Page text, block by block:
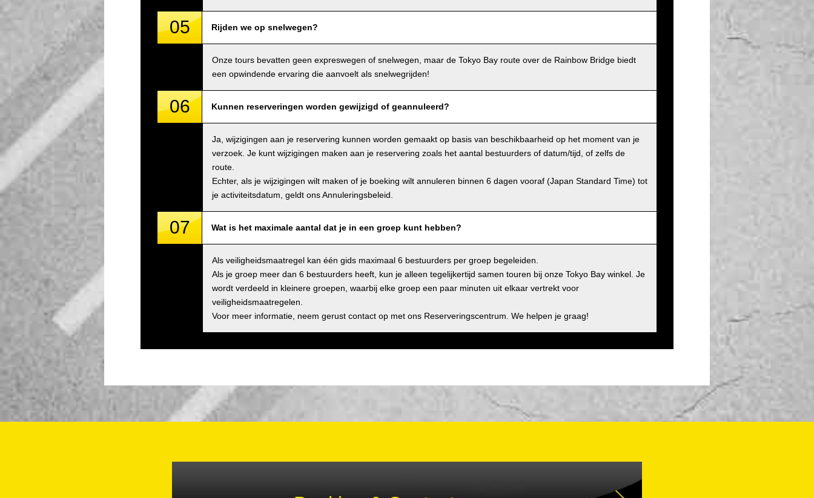
05 Rijden we op snelwegen?
Onze tours bevatten geen expreswegen of snelwegen, maar de Tokyo Bay route over de Rainbow Bridge biedt
een opwindende ervaring die aanvoelt als snelwegrijden!
06 Kunnen reserveringen worden gewijzigd of geannuleerd?
Ja, wijzigingen aan je reservering kunnen worden gemaakt op basis van beschikbaarheid op het moment van je
verzoek. Je kunt wijzigingen maken aan je reservering zoals het aantal bestuurders of datum/tijd, of zelfs de
route.
Echter, als je wijzigingen wilt maken of je boeking wilt annuleren binnen 6 dagen vooraf (Japan Standard Time) tot
je activiteitsdatum, geldt ons Annuleringsbeleid.
07 Wat is het maximale aantal dat je in een groep kunt hebben?
Als veiligheidsmaatregel kan één gids maximaal 6 bestuurders per groep begeleiden.
Als je groep meer dan 6 bestuurders heeft, kun je alleen tegelijkertijd samen touren bij onze Tokyo Bay winkel. Je
wordt verdeeld in kleinere groepen, waarbij elke groep een paar minuten uit elkaar vertrekt voor
veiligheidsmaatregelen.
Voor meer informatie, neem gerust contact op met ons Reserveringscentrum. We helpen je graag!